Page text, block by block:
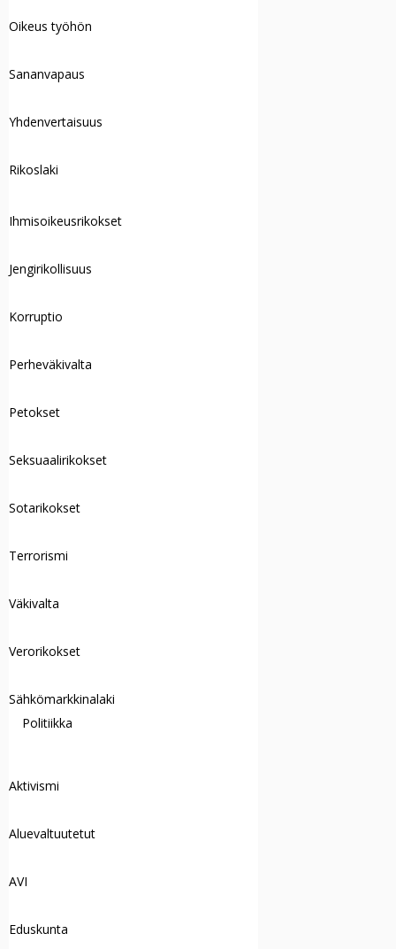
Oikeus työhön
Sananvapaus
Yhdenvertaisuus
Rikoslaki
Ihmisoikeusrikokset
Jengirikollisuus
Korruptio
Perheväkivalta
Petokset
Seksuaalirikokset
Sotarikokset
Terrorismi
Väkivalta
Verorikokset
Sähkömarkkinalaki
Politiikka
Aktivismi
Aluevaltuutetut
AVI
Eduskunta